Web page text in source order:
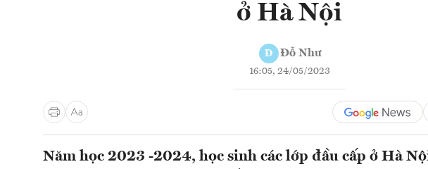
ở Hà Nội
Đ Đỗ Như
16:05, 24/05/2023
Năm học 2023 -2024, học sinh các lớp đầu cấp ở Hà